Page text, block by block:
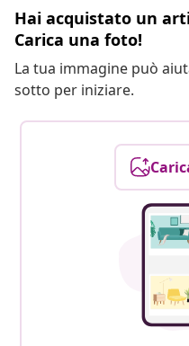
Hai acquistato un
Carica una foto!
La tua immagine può
sotto per iniziare.